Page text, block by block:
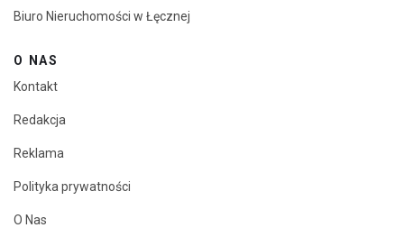
Biuro Nieruchomości w Łęcznej
O NAS
Kontakt
Redakcja
Reklama
Polityka prywatności
O Nas